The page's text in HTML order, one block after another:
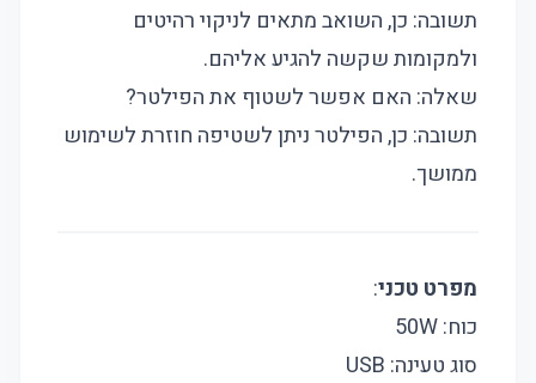
תשובה: כן, השואב מתאים לניקוי רהיטים
ולמקומות שקשה להגיע אליהם.
שאלה: האם אפשר לשטוף את הפילטר?
תשובה: כן, הפילטר ניתן לשטיפה חוזרת לשימוש
ממושך.
מפרט טכני:
כוח: 50W
סוג טעינה: USB